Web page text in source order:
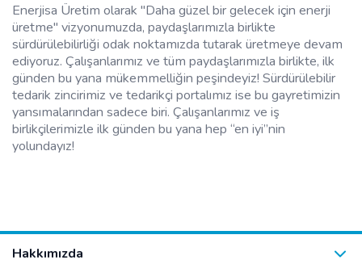
Enerjisa Üretim olarak "Daha güzel bir gelecek için enerji
üretme" vizyonumuzda, paydaşlarımızla birlikte
sürdürülebilirliği odak noktamızda tutarak üretmeye devam
ediyoruz. Çalışanlarımız ve tüm paydaşlarımızla birlikte, ilk
günden bu yana mükemmelliğin peşindeyiz! Sürdürülebilir
tedarik zincirimiz ve tedarikçi portalımız ise bu gayretimizin
yansımalarından sadece biri. Çalışanlarımız ve iş
birlikçilerimizle ilk günden bu yana hep “en iyi”nin
yolundayız!
Hakkımızda